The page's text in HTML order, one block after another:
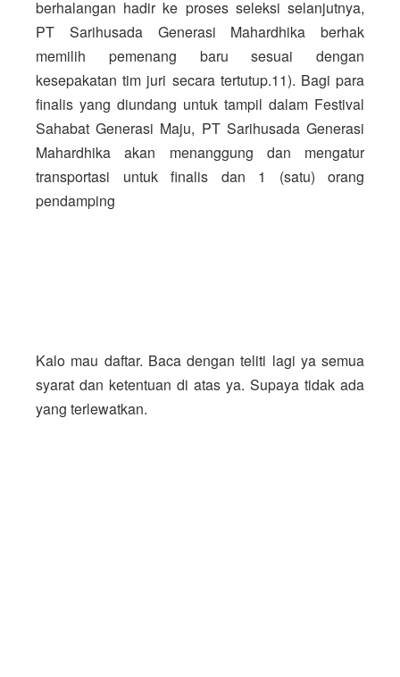
berhalangan hadir ke proses seleksi selanjutnya,
PT Sarihusada Generasi Mahardhika berhak
memilih pemenang baru sesuai dengan
kesepakatan tim juri secara tertutup.11). Bagi para
finalis yang diundang untuk tampil dalam Festival
Sahabat Generasi Maju, PT Sarihusada Generasi
Mahardhika akan menanggung dan mengatur
transportasi untuk finalis dan 1 (satu) orang
pendamping
Kalo mau daftar. Baca dengan teliti lagi ya semua
syarat dan ketentuan di atas ya. Supaya tidak ada
yang terlewatkan.